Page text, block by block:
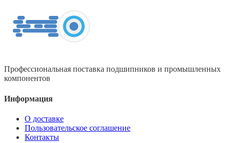
Профессиональная поставка подшипников и промышленных
компонентов
Информация
О доставке
Пользовательское соглашение
Контакты